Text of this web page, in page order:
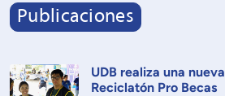
Publicaciones
UDB realiza una
Reciclatón Pro Becas